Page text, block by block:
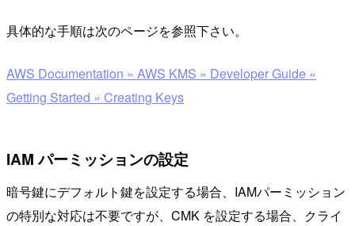
具体的な手順は次のページを参照下さい。
AWS Documentation » AWS KMS » Developer Guide »
Getting Started » Creating Keys
IAM パーミッションの設定
暗号鍵にデフォルト鍵を設定する場合、IAMパーミッション
の特別な対応は不要ですが、CMK を設定する場合、クライ